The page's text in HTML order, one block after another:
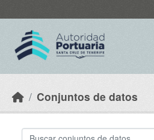
Conjuntos de datos